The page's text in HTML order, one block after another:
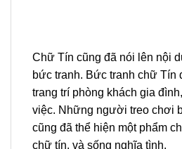
Chữ Tín cũng đã nói lên nội
bức tranh. Bức tranh chữ Tín
trang trí phòng khách gia
việc. Những người treo chơi
cũng đã thể hiện một phẩm
chữ tín, và sống nghĩa tình.